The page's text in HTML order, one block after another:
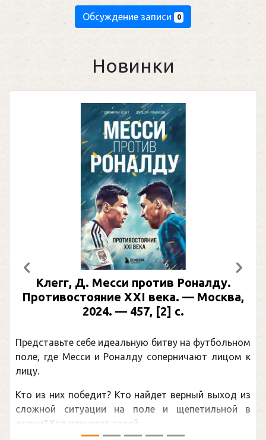
Обсуждение записи 0
Новинки
Клегг, Д. Месси против Роналду.
Противостояние XXI века. — Москва,
2024. — 457, [2] с.
Представьте себе идеальную битву на футбольном
поле, где Месси и Роналду соперничают лицом к
лицу.
Кто из них победит? Кто найдет верный выход из
сложной ситуации на поле и щепетильной в
жизни? Кто принесет своей ...
Предыдущий